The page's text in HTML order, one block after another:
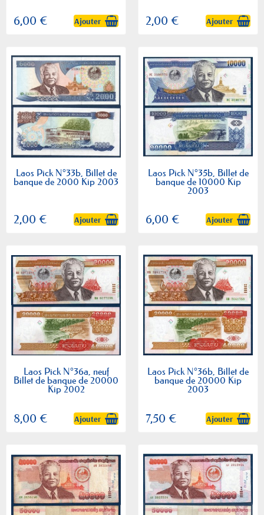
6,00 € Ajouter 2,00 € Ajouter
Laos Pick N°33b, Billet de
banque de 2000 Kip 2003
2,00 € Ajouter
Laos Pick N°35b, Billet de
banque de 10000 Kip
2003
6,00 € Ajouter
Laos Pick N°36a, neuf
Billet de banque de 20000
Kip 2002
8,00 € Ajouter
Laos Pick N°36b, Billet de
banque de 20000 Kip
2003
7,50 € Ajouter